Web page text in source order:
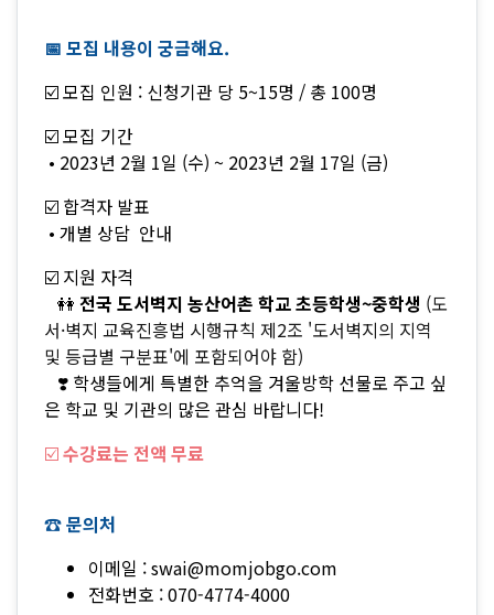
📅 모집 내용이 궁금해요.
☑️ 모집 인원 : 신청기관 당 5~15명 / 총 100명
☑️ 모집 기간
• 2023년 2월 1일 (수) ~ 2023년 2월 17일 (금)
☑️ 합격자 발표
• 개별 상담 안내
☑️ 지원 자격
👭 전국 도서벽지 농산어촌 학교 초등학생~중학생 (도
서·벽지 교육진흥법 시행규칙 제2조 '도서벽지의 지역
및 등급별 구분표'에 포함되어야 함)
❣️ 학생들에게 특별한 추억을 겨울방학 선물로 주고 싶
은 학교 및 기관의 많은 관심 바랍니다!
☑️수강료는 전액 무료
☎️ 문의처
이메일 : swai@momjobgo.com
전화번호 : 070-4774-4000